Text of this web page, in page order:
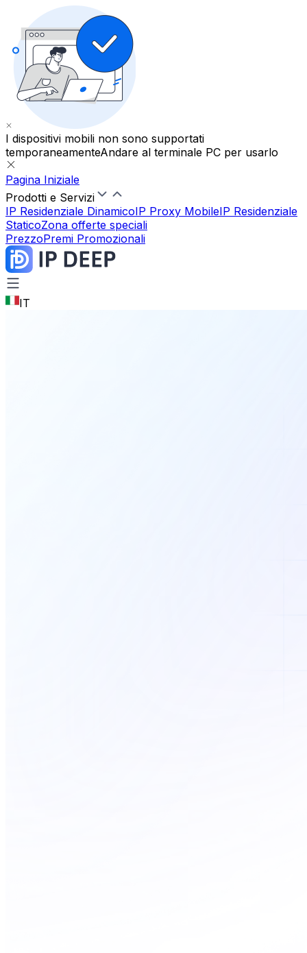
I dispositivi mobili non sono supportati
temporaneamenteAndare al terminale PC per usarlo
Pagina Iniziale
Prodotti e Servizi
IP Residenziale DinamicoIP Proxy MobileIP Residenziale
StaticoZona offerte speciali
PrezzoPremi Promozionali
IT